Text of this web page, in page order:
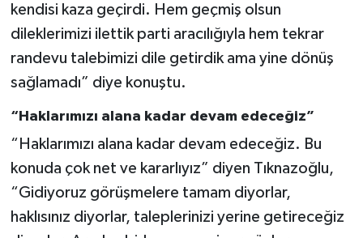
kendisi kaza geçirdi. Hem geçmiş olsun
dileklerimizi ilettik parti aracılığıyla hem tekrar
randevu talebimizi dile getirdik ama yine dönüş
sağlamadı” diye konuştu.
“Haklarımızı alana kadar devam edeceğiz”
“Haklarımızı alana kadar devam edeceğiz. Bu
konuda çok net ve kararlıyız” diyen Tıknazoğlu,
“Gidiyoruz görüşmelere tamam diyorlar,
haklısınız diyorlar, taleplerinizi yerine getireceğiz